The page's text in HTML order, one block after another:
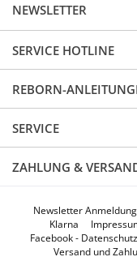
NEWSLETTER
SERVICE HOTLINE
REBORN-
SERVICE
ZAHLUNG &
Newsletter Anmeldung
Klarna
Facebook - Datenschutz
Versand und